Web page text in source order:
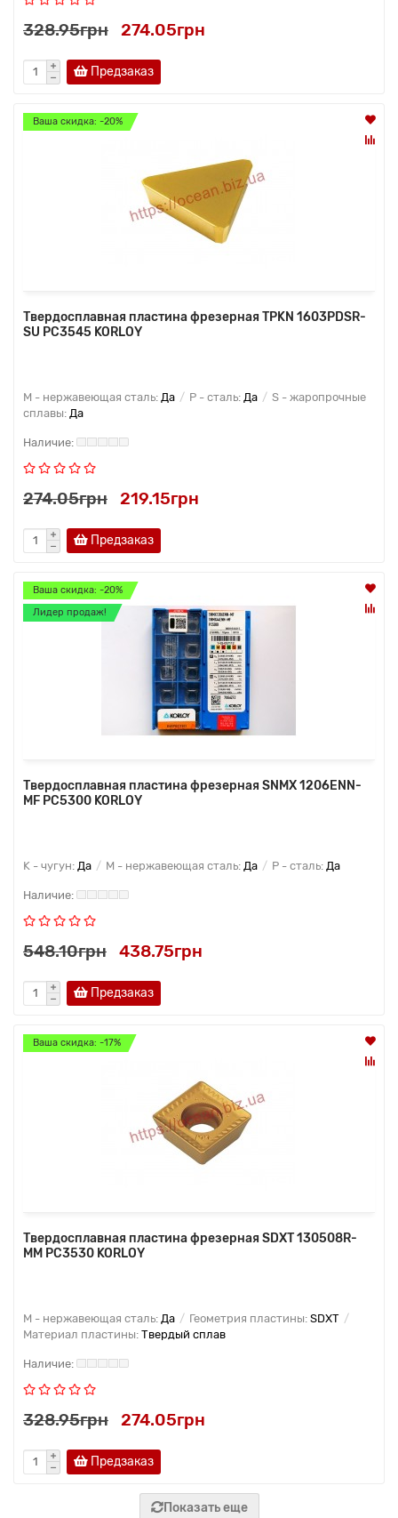
328.95грн 274.05грн
Предзаказ
Ваша скидка: -20%
Твердосплавная пластина фрезерная TPKN 1603PDSR-
SU PC3545 KORLOY
M - нержавеющая сталь: Да P - сталь: Да
S - жаропрочные
сплавы: Да
274.05грн 219.15грн
Предзаказ
Ваша скидка: -20%
Лидер продаж!
Твердосплавная пластина фрезерная SNMX 1206ENN-
MF PC5300 KORLOY
K - чугун: Да M - нержавеющая сталь: Да P - сталь: Да
548.10грн 438.75грн
Предзаказ
Ваша скидка: -17%
Твердосплавная пластина фрезерная SDXT 130508R-
MM PC3530 KORLOY
M - нержавеющая сталь: Да Геометрия пластины: SDXT
Материал пластины: Твердый сплав
328.95грн 274.05грн
Предзаказ
Показать еще